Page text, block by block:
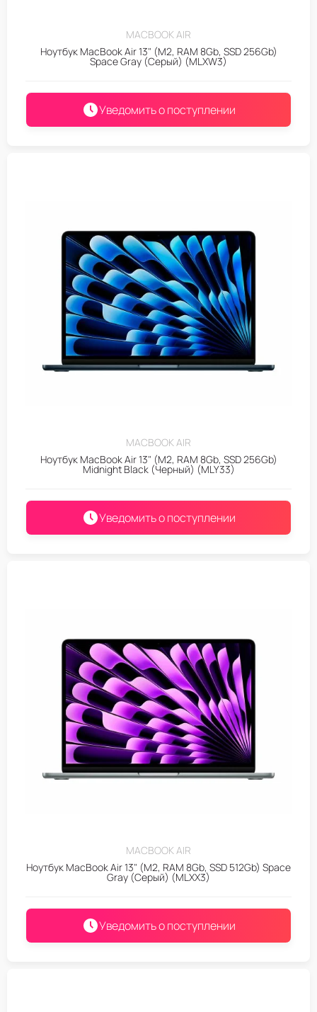
MACBOOK AIR
Ноутбук MacBook Air 13" (M2, RAM 8Gb, SSD 256Gb)
Space Gray (Серый) (MLXW3)
Уведомить о поступлении
MACBOOK AIR
Ноутбук MacBook Air 13" (M2, RAM 8Gb, SSD 256Gb)
Midnight Black (Черный) (MLY33)
Уведомить о поступлении
MACBOOK AIR
Ноутбук MacBook Air 13" (M2, RAM 8Gb, SSD 512Gb) Space
Gray (Серый) (MLXX3)
Уведомить о поступлении